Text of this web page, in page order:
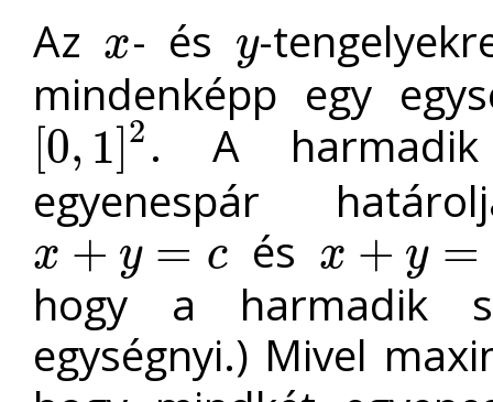
Az x
x - és y
y -
mindenképp egy
[0, 1]2
0,1 ]2
. A
egyenespár
x + y = c
x+y =c és x + y =
x+y =c+2
hogy a harmadik
egységnyi.) Mivel